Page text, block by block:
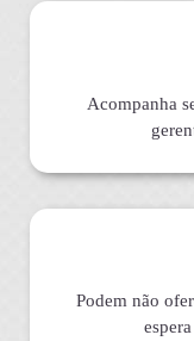
Acompanha
Podem não